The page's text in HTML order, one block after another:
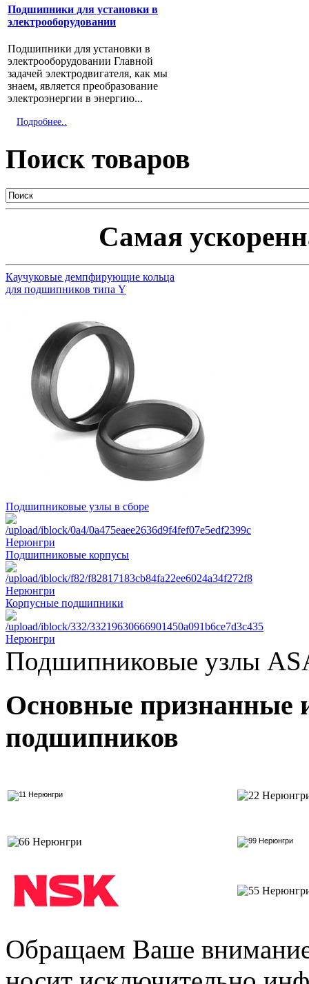
Подшипники для установки в
электрооборудовании
Подшипники для установки в
электрооборудовании Главной
задачей электродвигателя, как мы
знаем, является преобразование
электроэнергии в энергию...
Подробнее..
Поиск товаров
Самая
Каучуковые демпфирующие кольца
для подшипников типа Y
Подшипниковые узлы в сборе
Подшипниковые корпусы
Корпусные подшипники
Подшипниковые узлы
Основные признанные
подшипников
Обращаем Ваше